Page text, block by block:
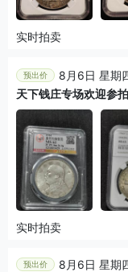
实时拍卖
预出价
8月6日 星期
天下钱庄专场欢迎参拍
实时拍卖
预出价
8月6日 星期